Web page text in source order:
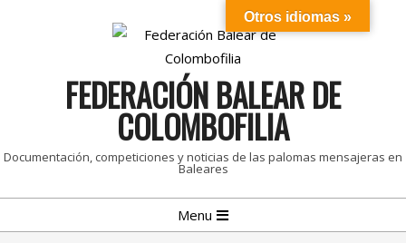
FEDERACIÓN BALEAR DE
COLOMBOFILIA
Documentación, competiciones y noticias de las palomas mensajeras en
Baleares
Navigation
Menu
Otros idiomas »